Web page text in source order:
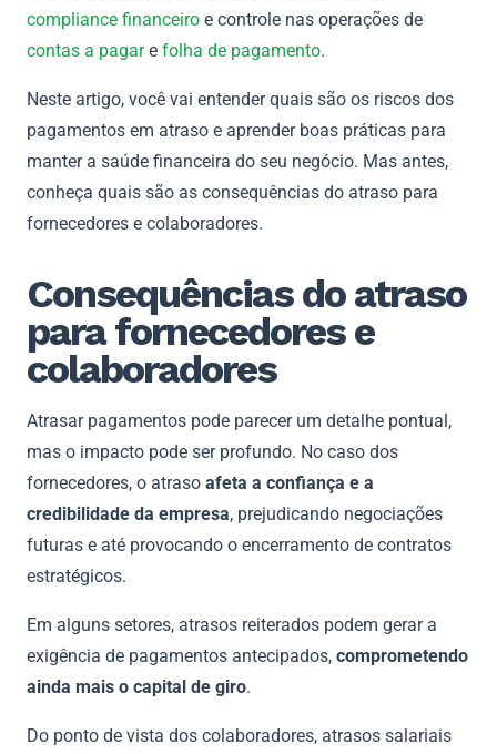
compliance financeiro e controle nas operações de
contas a pagare folha de pagamento.
Neste artigo, você vai entender quais são os riscos dos
pagamentos em atraso e aprender boas práticas para
manter a saúde financeira do seu negócio. Mas antes,
conheça quais são as consequências do atraso para
fornecedores e colaboradores.
Consequências do atraso
para fornecedores e
colaboradores
Atrasar pagamentos pode parecer um detalhe pontual,
mas o impacto pode ser profundo. No caso dos
fornecedores, o atraso afeta a confiança e a
credibilidade da empresa, prejudicando negociações
futuras e até provocando o encerramento de contratos
estratégicos.
Em alguns setores, atrasos reiterados podem gerar a
exigência de pagamentos antecipados, comprometendo
ainda mais o capital de giro.
Do ponto de vista dos colaboradores, atrasos salariais